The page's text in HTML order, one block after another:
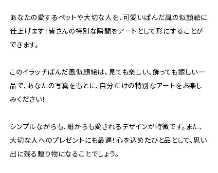
あなたの愛するペットや大切な人を、可愛いぱんだ風の似顔絵に
仕上げます！皆さんの特別な瞬間をアートとして形にすることが
できます。
このイラッチぱんだ風似顔絵は、見ても楽しい、飾っても嬉しい一
品で、あなたの写真をもとに、自分だけの特別なアートをお楽し
みください！
シンプルながらも、誰からも愛されるデザインが特徴です。また、
大切な人へのプレゼントにも最適！心を込めたひと品として、思い
出に残る贈り物になることでしょう。